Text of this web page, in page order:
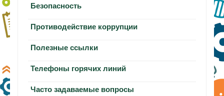
Безопасность
Противодействие коррупции
Полезные ссылки
Телефоны горячих линий
Часто задаваемые вопросы